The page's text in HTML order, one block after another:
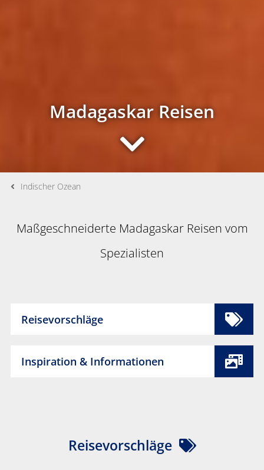
Madagaskar Reisen
Indischer Ozean
Maßgeschneiderte Madagaskar Reisen vom
Spezialisten
Reisevorschläge
Inspiration & Informationen
Reisevorschläge